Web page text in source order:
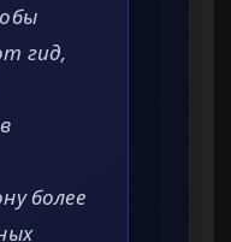
гид,
более